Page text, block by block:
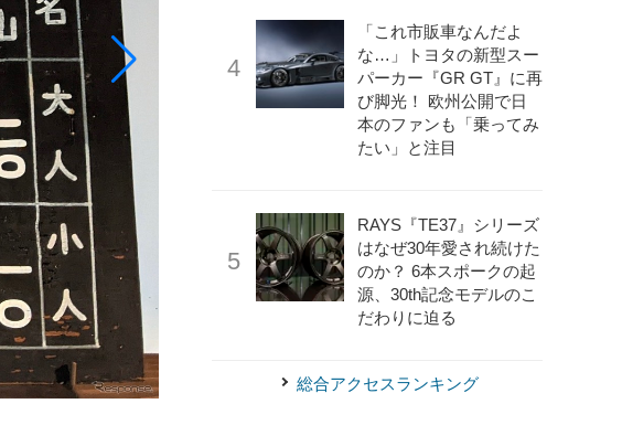
《画像提供 福知山市》 福知山鉄道館フクレル
「これ市販車なんだよ
な…」トヨタの新型スー
パーカー『GR GT』に再
び脚光！ 欧州公開で日
本のファンも「乗ってみ
たい」と注目
RAYS『TE37』シリーズ
はなぜ30年愛され続けた
のか？ 6本スポークの起
源、30th記念モデルのこ
だわりに迫る
総合アクセスランキング